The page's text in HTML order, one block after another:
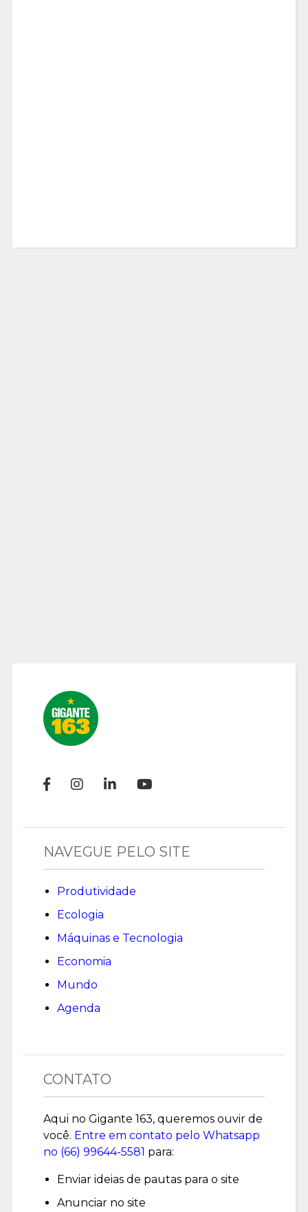
NAVEGUE PELO SITE
Produtividade
Ecologia
Máquinas e Tecnologia
Economia
Mundo
Agenda
CONTATO
Aqui no Gigante 163, queremos ouvir de
você. Entre em contato pelo Whatsapp
no (66) 99644-5581 para:
Enviar ideias de pautas para o site
Anunciar no site